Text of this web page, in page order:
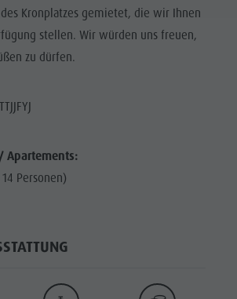
Kronplatzes gemietet, die wir Ihnen
stellen. Wir würden uns freuen,
zu dürfen.
Apartements:
Personen)